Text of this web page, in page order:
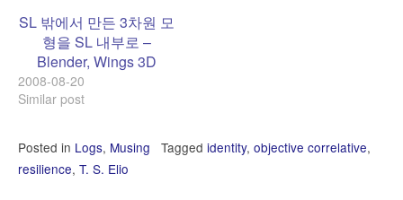
identity (by Jean-Marie
Floch) -- mimesis
existential risk The
Sickness unto Death
(Sygdommen til Døden)by
SL 밖에서 만든 3차원 모
형을 SL 내부로 –
Blender, Wings 3D
2008-08-20
Similar post
Posted in Logs, Musing Tagged identity, objective correlative,
resilience, T. S. Elio